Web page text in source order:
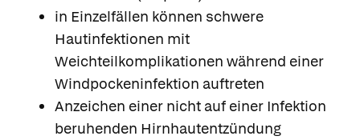
in Einzelfällen können schwere
Hautinfektionen mit
Weichteilkomplikationen während einer
Windpockeninfektion auftreten
Anzeichen einer nicht auf einer Infektion
beruhenden Hirnhautentzündung